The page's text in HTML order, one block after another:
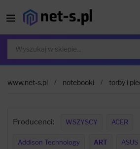
www.net-s.pl notebooki torby i
Producenci: WSZYSCY ACER
Addison Technology ART ASUS